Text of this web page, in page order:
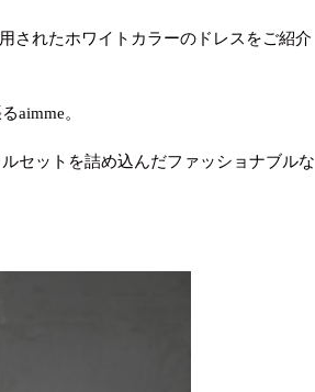
されたホワイトカラーのドレスをご紹介
aimme。
セットを詰め込んだファッショナブルな